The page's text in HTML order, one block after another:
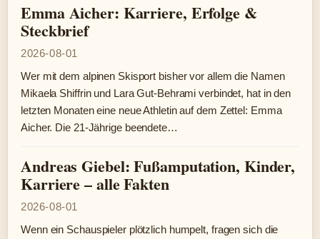
Emma Aicher: Karriere, Erfolge &
Steckbrief
2026-08-01
Wer mit dem alpinen Skisport bisher vor allem die Namen
Mikaela Shiffrin und Lara Gut-Behrami verbindet, hat in den
letzten Monaten eine neue Athletin auf dem Zettel: Emma
Aicher. Die 21-Jährige beendete…
Andreas Giebel: Fußamputation, Kinder,
Karriere – alle Fakten
2026-08-01
Wenn ein Schauspieler plötzlich humpelt, fragen sich die